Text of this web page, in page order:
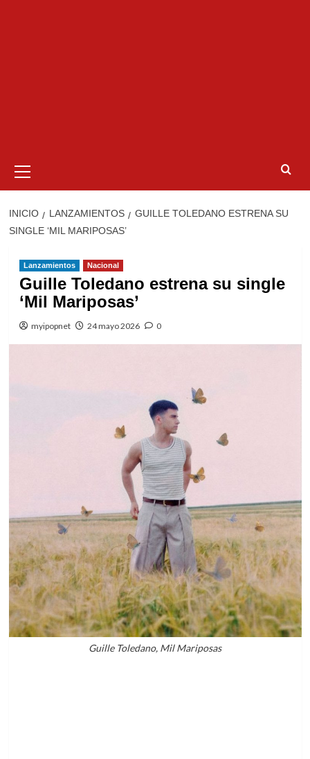
primario
INICIO LANZAMIENTOS
GUILLE TOLEDANO ESTRENA SU
SINGLE ‘MIL MARIPOSAS’
Lanzamientos Nacional
Guille Toledano estrena su single
‘Mil Mariposas’
myipopnet 24 mayo 2026 0
Guille Toledano, Mil Mariposas